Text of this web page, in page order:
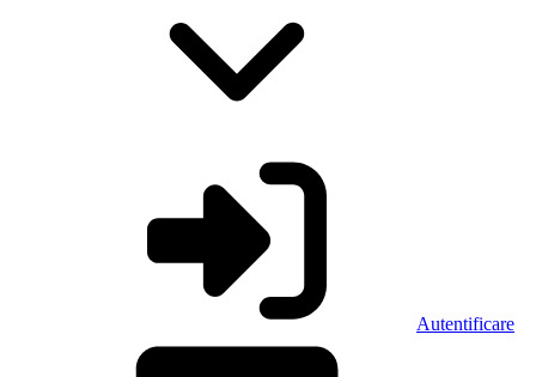
Autentificare